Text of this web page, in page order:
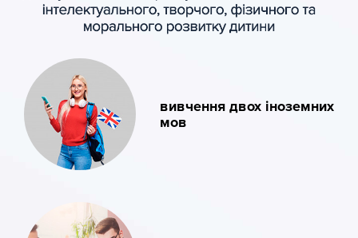
вивчення двох іноземних
мов